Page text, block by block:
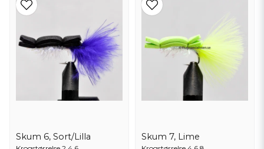
Skum 6, Sort/Lilla Skum 7, Lime